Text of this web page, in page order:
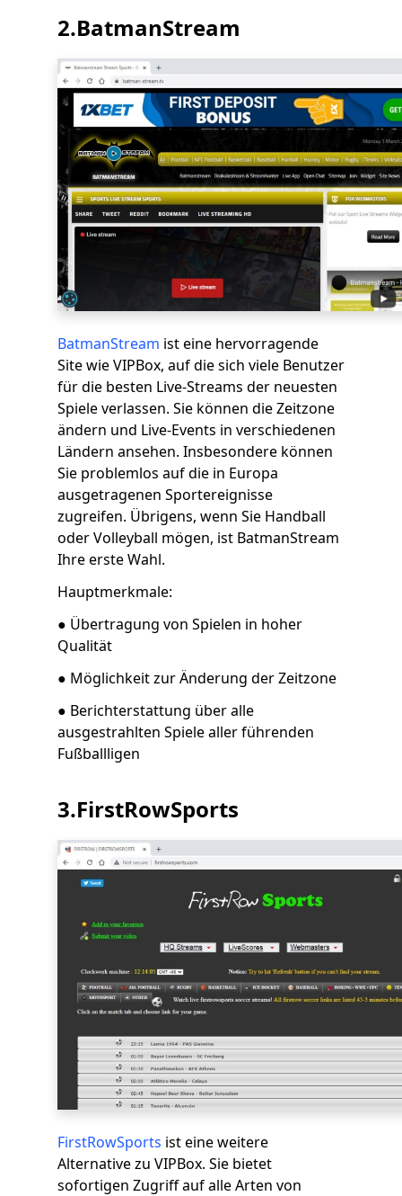
2.BatmanStream
BatmanStream ist eine hervorragende
Site wie VIPBox, auf die sich viele Benutzer
für die besten Live-Streams der neuesten
Spiele verlassen. Sie können die Zeitzone
ändern und Live-Events in verschiedenen
Ländern ansehen. Insbesondere können
Sie problemlos auf die in Europa
ausgetragenen Sportereignisse
zugreifen. Übrigens, wenn Sie Handball
oder Volleyball mögen, ist BatmanStream
Ihre erste Wahl.
Hauptmerkmale:
● Übertragung von Spielen in hoher
Qualität
● Möglichkeit zur Änderung der Zeitzone
● Berichterstattung über alle
ausgestrahlten Spiele aller führenden
Fußballligen
3.FirstRowSports
FirstRowSports ist eine weitere
Alternative zu VIPBox. Sie bietet
sofortigen Zugriff auf alle Arten von